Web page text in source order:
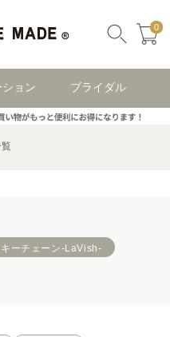
0
ョン ブライダル
覧
ーチェーン-LaVish-